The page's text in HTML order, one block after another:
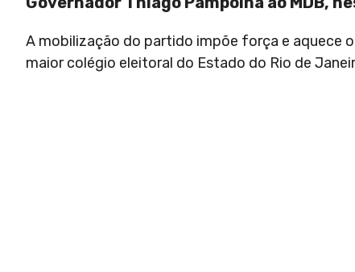
A mobilização do partido impõe força e aquece
maior colégio eleitoral do Estado do Rio de